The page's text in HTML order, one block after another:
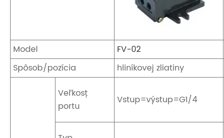
Model FV-02
Spôsob/pozícia
hliníkovej zliatiny
Veľkosť
portu
Vstup=výstup=G1/4